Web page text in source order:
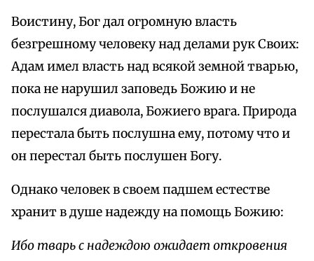
Воистину, Бог дал огромную власть
безгрешному человеку над делами рук Своих:
Адам имел власть над всякой земной тварью,
пока не нарушил заповедь Божию и не
послушался диавола, Божиего врага. Природа
перестала быть послушна ему, потому что и
он перестал быть послушен Богу.
Однако человек в своем падшем естестве
хранит в душе надежду на помощь Божию:
Ибо тварь с надеждою ожидает откровения